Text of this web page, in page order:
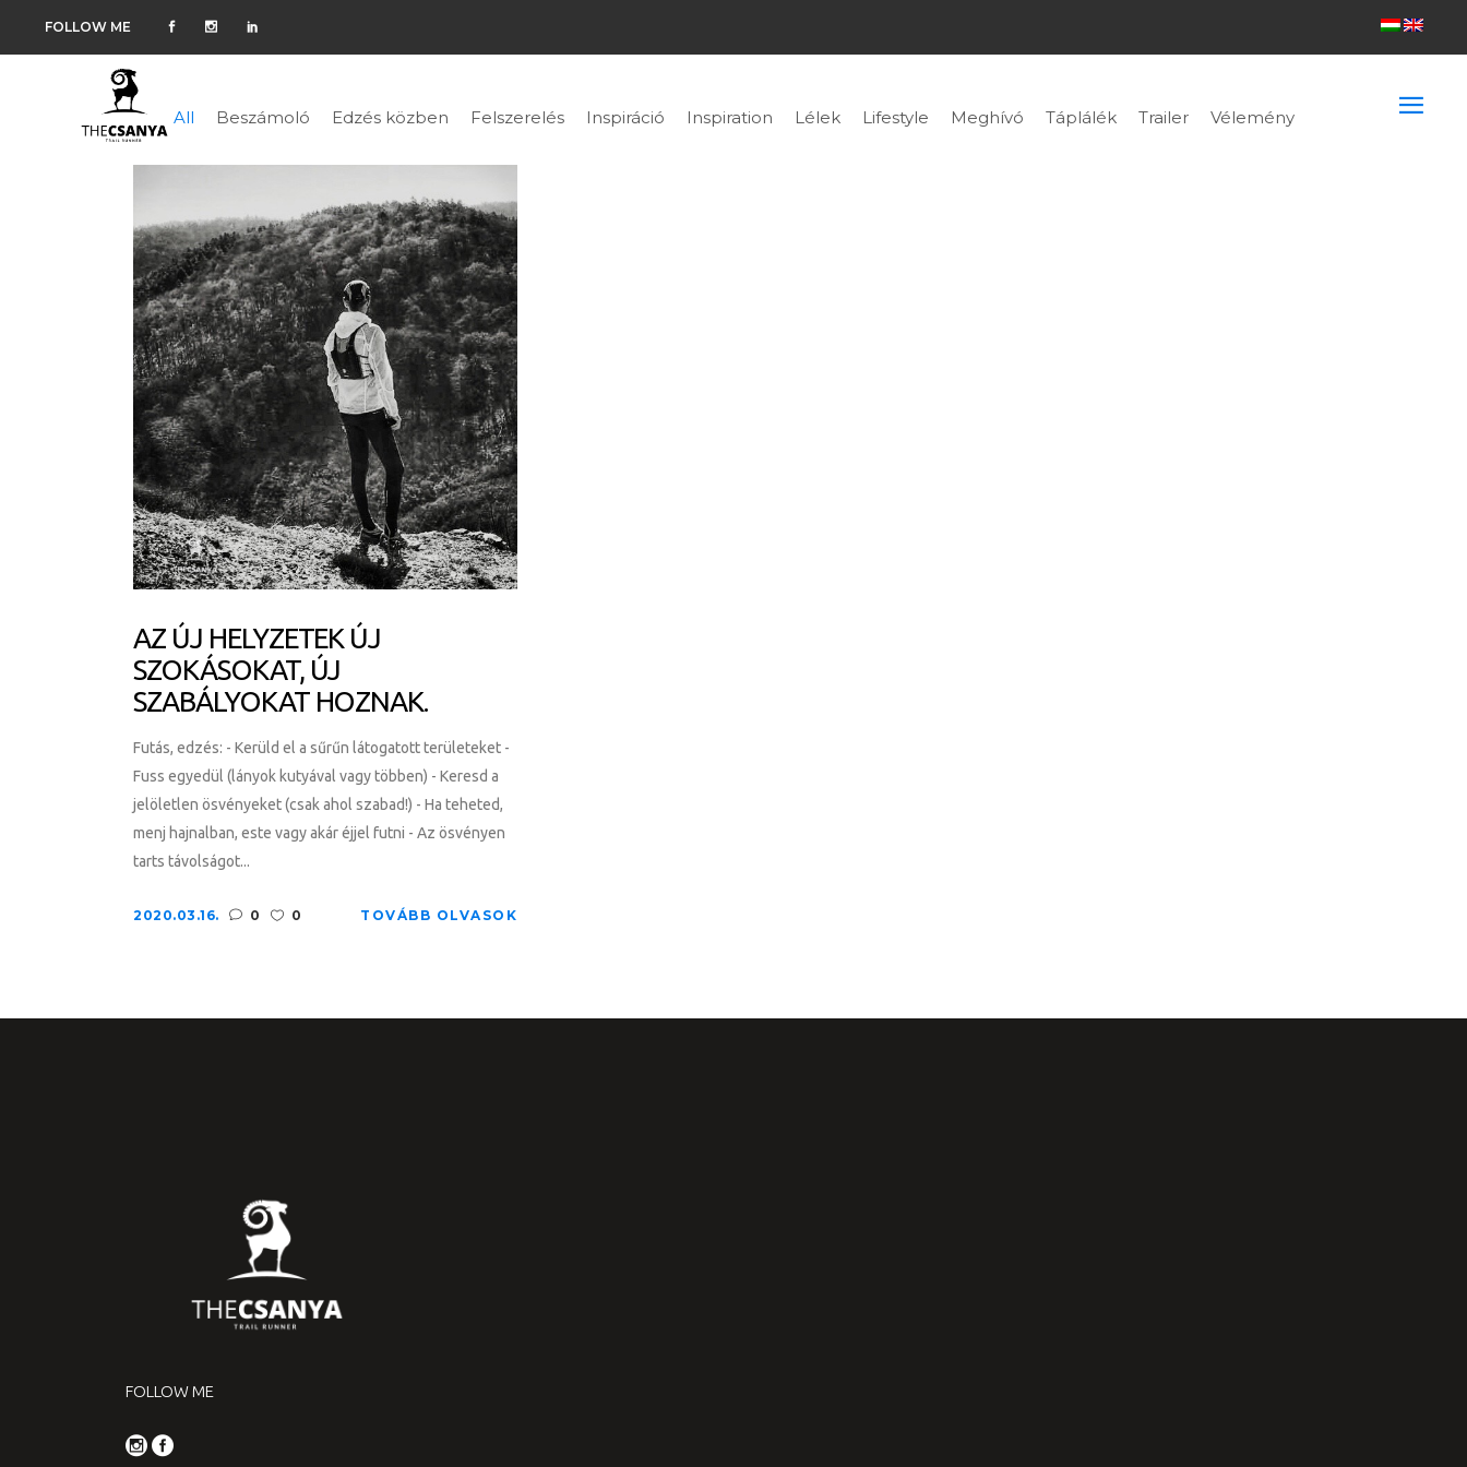
FOLLOW ME
All Beszámoló Edzés közben Felszerelés Inspiráció Inspiration Lélek Lifestyle Meghívó Táplálék Trailer Vélemény
AZ ÚJ HELYZETEK ÚJ
SZOKÁSOKAT, ÚJ
SZABÁLYOKAT HOZNAK.
Futás, edzés: - Kerüld el a sűrűn látogatott területeket -
Fuss egyedül (lányok kutyával vagy többen) - Keresd a
jelöletlen ösvényeket (csak ahol szabad!) - Ha teheted,
menj hajnalban, este vagy akár éjjel futni - Az ösvényen
tarts távolságot...
2020.03.16. 0 0 TOVÁBB OLVASOK
FOLLOW ME